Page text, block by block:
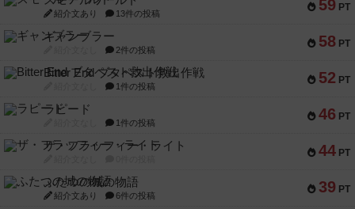
59 PT
紹介文あり 13件の投稿
58 PT
ギャンブラー
2件の投稿
52 PT
Bitter End ブタペスト救出作戦
1件の投稿
46 PT
ラピード
1件の投稿
44 PT
ザ・フラッフィー・ライト
39 PT
ふたつの城の物語
紹介文あり 6件の投稿